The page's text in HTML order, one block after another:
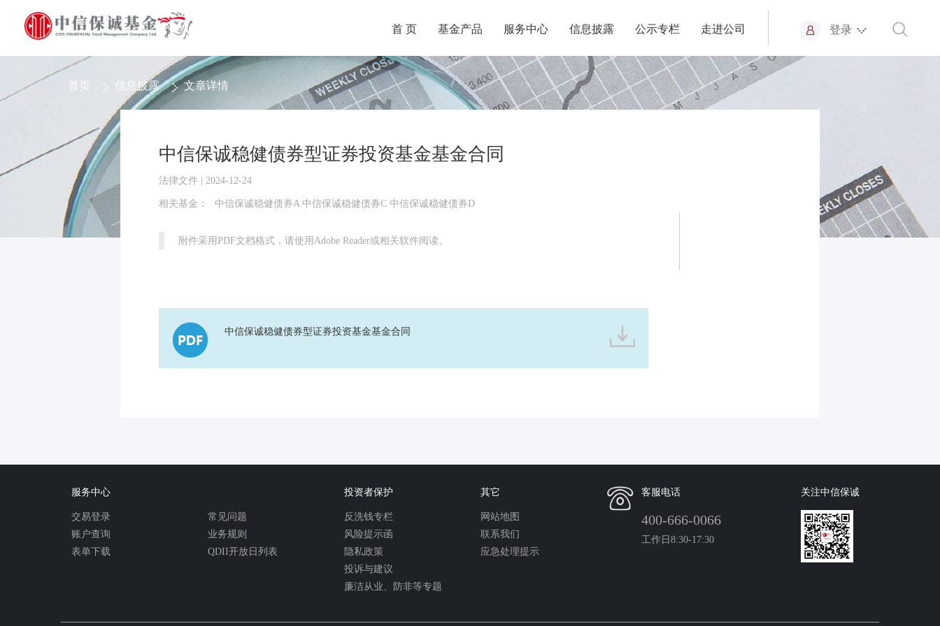
首 页 基金产品 服务中心 信息披露 公示专栏 走进公司 登录
首页 信息披露 文章详情
中信保诚稳健债券型证券投资基金基金合同
法律文件 | 2024-12-24
相关基金： 中信保诚稳健债券A 中信保诚稳健债券C 中信保诚稳健债券D
附件采用PDF文档格式，请使用Adobe Reader或相关软件阅读。
中信保诚稳健债券型证券投资基金基金合同
服务中心
交易登录
账户查询
表单下载
常见问题
业务规则
QDII开放日列表
投资者保护
反洗钱专栏
风险提示函
隐私政策
投诉与建议
廉洁从业、防非等专题
其它
网站地图
联系我们
应急处理提示
客服电话
400-666-0066
工作日8:30-17:30
关注中信保诚